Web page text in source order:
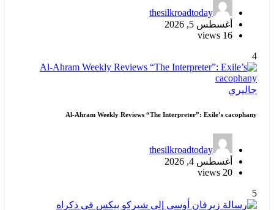
thesilkroadtoday
أغسطس 5, 2026
16 views
4
جاليري
Al-Ahram Weekly Reviews “The Interpreter”: Exile’s cacophany
thesilkroadtoday
أغسطس 4, 2026
20 views
5